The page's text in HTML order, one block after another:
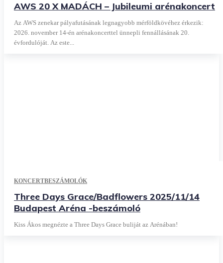
AWS 20 X MADÁCH – Jubileumi arénakoncert
Az AWS zenekar pályafutásának legnagyobb mérföldkövéhez érkezik:
2026. november 14-én arénakoncerttel ünnepli fennállásának 20.
évfordulóját. Az este...
KONCERTBESZÁMOLÓK
Three Days Grace/Badflowers 2025/11/14
Budapest Aréna -beszámoló
Kiss Ákos megnézte a Three Days Grace buliját az Arénában!